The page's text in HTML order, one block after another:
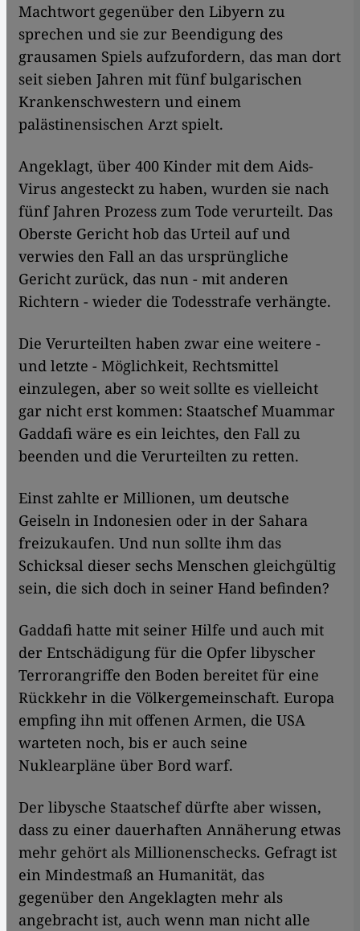
Machtwort gegenüber den Libyern zu
sprechen und sie zur Beendigung des
grausamen Spiels aufzufordern, das man dort
seit sieben Jahren mit fünf bulgarischen
Krankenschwestern und einem
palästinensischen Arzt spielt.
Angeklagt, über 400 Kinder mit dem Aids-
Virus angesteckt zu haben, wurden sie nach
fünf Jahren Prozess zum Tode verurteilt. Das
Oberste Gericht hob das Urteil auf und
verwies den Fall an das ursprüngliche
Gericht zurück, das nun - mit anderen
Richtern - wieder die Todesstrafe verhängte.
Die Verurteilten haben zwar eine weitere -
und letzte - Möglichkeit, Rechtsmittel
einzulegen, aber so weit sollte es vielleicht
gar nicht erst kommen: Staatschef Muammar
Gaddafi wäre es ein leichtes, den Fall zu
beenden und die Verurteilten zu retten.
Einst zahlte er Millionen, um deutsche
Geiseln in Indonesien oder in der Sahara
freizukaufen. Und nun sollte ihm das
Schicksal dieser sechs Menschen gleichgültig
sein, die sich doch in seiner Hand befinden?
Gaddafi hatte mit seiner Hilfe und auch mit
der Entschädigung für die Opfer libyscher
Terrorangriffe den Boden bereitet für eine
Rückkehr in die Völkergemeinschaft. Europa
empfing ihn mit offenen Armen, die USA
warteten noch, bis er auch seine
Nuklearpläne über Bord warf.
Der libysche Staatschef dürfte aber wissen,
dass zu einer dauerhaften Annäherung etwas
mehr gehört als Millionenschecks. Gefragt ist
ein Mindestmaß an Humanität, das
gegenüber den Angeklagten mehr als
angebracht ist, auch wenn man nicht alle